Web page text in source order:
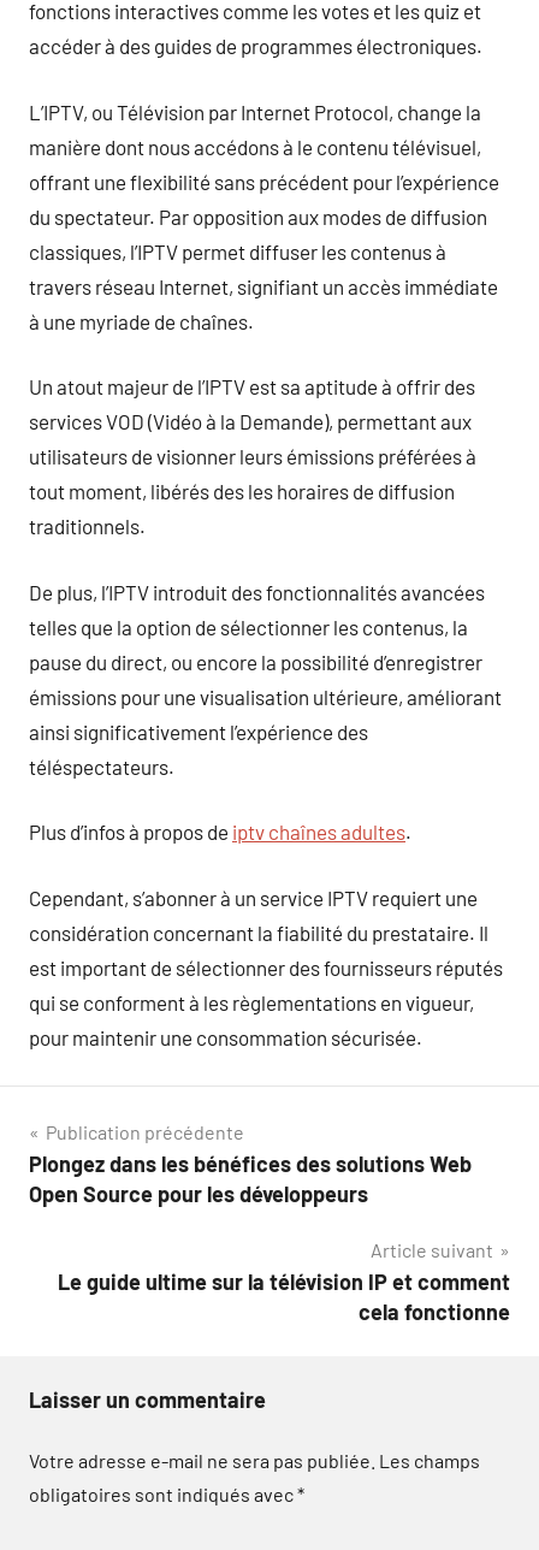
fonctions interactives comme les votes et les quiz et
accéder à des guides de programmes électroniques.
L’IPTV, ou Télévision par Internet Protocol, change la
manière dont nous accédons à le contenu télévisuel,
offrant une flexibilité sans précédent pour l’expérience
du spectateur. Par opposition aux modes de diffusion
classiques, l’IPTV permet diffuser les contenus à
travers réseau Internet, signifiant un accès immédiate
à une myriade de chaînes.
Un atout majeur de l’IPTV est sa aptitude à offrir des
services VOD (Vidéo à la Demande), permettant aux
utilisateurs de visionner leurs émissions préférées à
tout moment, libérés des les horaires de diffusion
traditionnels.
De plus, l’IPTV introduit des fonctionnalités avancées
telles que la option de sélectionner les contenus, la
pause du direct, ou encore la possibilité d’enregistrer
émissions pour une visualisation ultérieure, améliorant
ainsi significativement l’expérience des
téléspectateurs.
Plus d’infos à propos de iptv chaînes adultes.
Cependant, s’abonner à un service IPTV requiert une
considération concernant la fiabilité du prestataire. Il
est important de sélectionner des fournisseurs réputés
qui se conforment à les règlementations en vigueur,
pour maintenir une consommation sécurisée.
Navigation
de
Publication précédente
Plongez dans les bénéfices des solutions Web
Open Source pour les développeurs
Article suivant
Le guide ultime sur la télévision IP et comment
cela fonctionne
Laisser un commentaire
Votre adresse e-mail ne sera pas publiée. Les champs
obligatoires sont indiqués avec*